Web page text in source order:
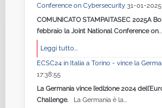
Conference on Cybersecurity 31-01-
COMUNICATO STAMPAITASEC 2025A
febbraio la Joint National Conference on...
Leggi tutto...
ECSC24 in Italia a Torino - vince la
17:38:55
La Germania vince l’edizione 2024
Challenge.
La Germania è la...